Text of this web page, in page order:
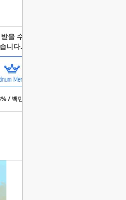
을 수 있습니다.
니다.
/ 백만원